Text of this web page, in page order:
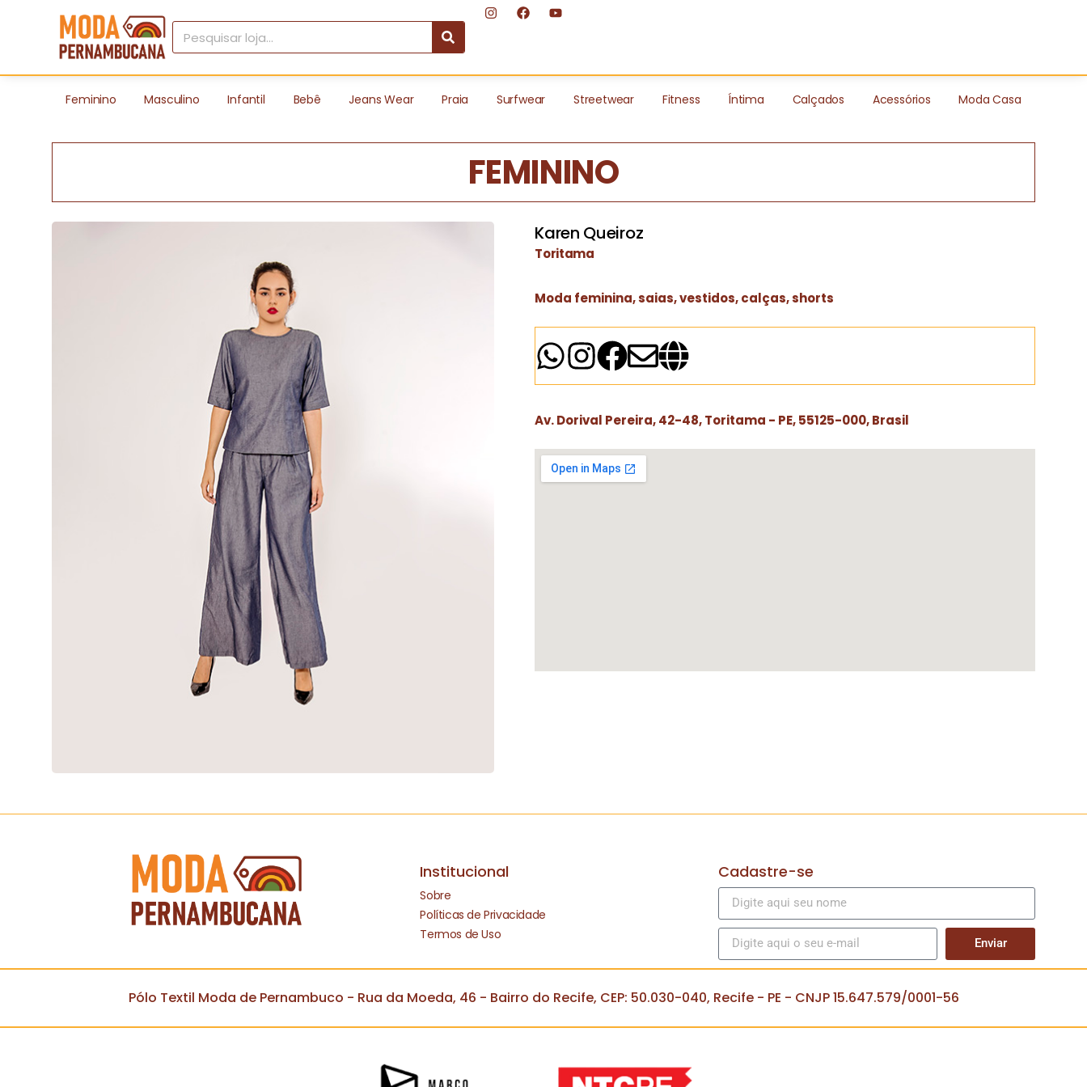
Feminino Masculino Infantil Bebê Jeans Wear Praia Surfwear Streetwear Fitness Íntima Calçados Acessórios Moda Casa
FEMININO
Karen Queiroz
Toritama
Moda feminina, saias, vestidos, calças, shorts
Av. Dorival Pereira, 42-48, Toritama - PE, 55125-000, Brasil
Institucional
Sobre
Políticas de Privacidade
Termos de Uso
Cadastre-se
Enviar
Pólo Textil Moda de Pernambuco - Rua da Moeda, 46 - Bairro do Recife, CEP: 50.030-040, Recife - PE - CNJP 15.647.579/0001-56